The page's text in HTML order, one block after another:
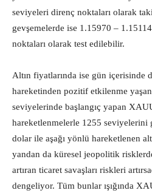
seviyeleri direnç noktaları olarak
gevşemelerde ise 1.15970 –
noktaları olarak test edilebilir.
Altın fiyatlarında ise gün içerisinde
hareketinden pozitif etkilenme
seviyelerinde başlangıç yapan
hareketlenmelerle 1255 seviyelerini
dolar ile aşağı yönlü hareketlenen
yandan da küresel jeopolitik
artıran ticaret savaşları riskleri
dengeliyor. Tüm bunlar ışığında